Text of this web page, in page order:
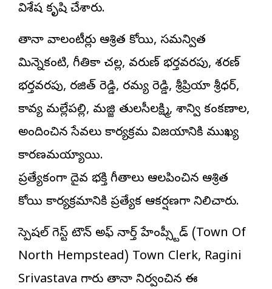
విశేష కృషి చేశారు.
తానా వాలంటీర్లు ఆశ్రిత కోయి, సమన్విత
మిన్నెకంటి, గీతికా చల్ల, వరుణ్ భర్తవరపు, శరణ్
భర్తవరపు, రజిత్ రెడ్డి, రమ్య రెడ్డి, శ్రీప్రియా శ్రీధర్,
కావ్య మల్లేపల్లి, మజ్జి తులసీలక్ష్మి, శాన్వి కంకణాల,
అందించిన సేవలు కార్యక్రమ విజయానికి ముఖ్య
కారణమయ్యాయి.
ప్రత్యేకంగా దైవ భక్తి గీతాలు ఆలపించిన ఆశ్రిత
కోయి కార్యక్రమానికి ప్రత్యేక ఆకర్షణగా నిలిచారు.
స్పెషల్ గెస్ట్ టౌన్ అఫ్ నార్త్ హేంప్స్టీడ్ (Town Of
North Hempstead) Town Clerk, Ragini
Srivastava గారు తానా నిర్వహించిన ఈ